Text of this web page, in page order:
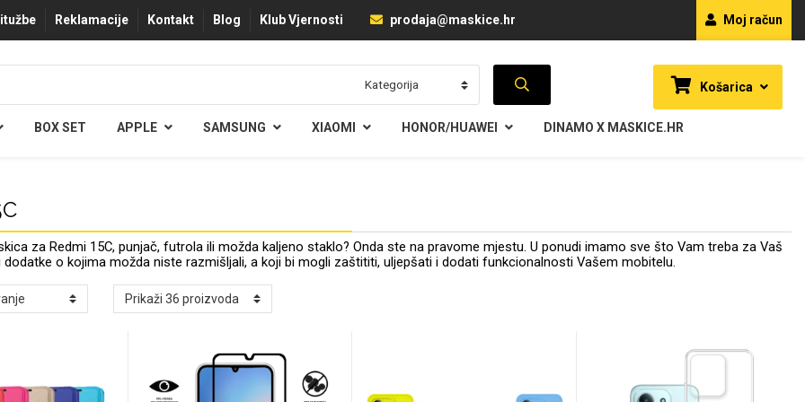
Reklamacije Kontakt Blog Klub Vjernosti prodaja@maskice.hr Moj račun
Košarica
BOX SET APPLE SAMSUNG XIAOMI HONOR/HUAWEI DINAMO X MASKICE.HR
za Redmi 15C, punjač, futrola ili možda kaljeno staklo? Onda ste na pravome mjestu. U ponudi imamo sve što Vam treba za Vaš
dodatke o kojima možda niste razmišljali, a koji bi mogli zaštititi, uljepšati i dodati funkcionalnosti Vašem mobitelu.